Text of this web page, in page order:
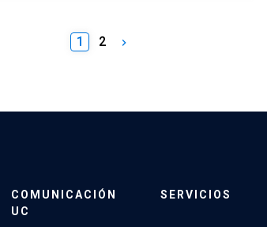
1 2 keyboard_arrow_right
COMUNICACIÓN
UC
SERVICIOS